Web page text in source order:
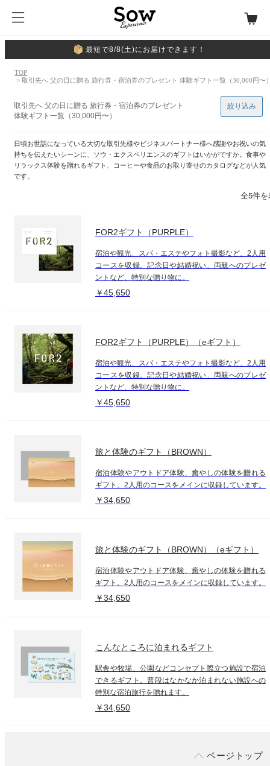
最短で8/8(土)にお届けできます！
TOP
> 取引先へ 父の日に贈る 旅行券・宿泊券のプレゼント 体験ギフト一覧（30,000円〜
取引先へ 父の日に贈る 旅行券・宿泊券のプレゼント
体験ギフト一覧（30,000円〜）
日頃お世話になっている大切な取引先様やビジネスパートナー様へ感謝やお祝いの気
持ちを伝えたいシーンに、ソウ・エクスペリエンスのギフトはいかがですか。食事や
リラックス体験を贈れるギフト、コーヒーや食品のお取り寄せのカタログなどが人気
です。
絞り込み
全5件
FOR2ギフト（PURPLE）
宿泊や観光、スパ・エステやフォト撮影など、2人用
コースを収録。記念日や結婚祝い、両親へのプレゼ
ントなど、特別な贈り物に。
￥45,650
FOR2ギフト（PURPLE）（eギフト）
宿泊や観光、スパ・エステやフォト撮影など、2人用
コースを収録。記念日や結婚祝い、両親へのプレゼ
ントなど、特別な贈り物に。
￥45,650
旅と体験のギフト（BROWN）
宿泊体験やアウトドア体験、癒やしの体験を贈れる
ギフト。2人用のコースをメインに収録しています。
￥34,650
旅と体験のギフト（BROWN）（eギフト）
宿泊体験やアウトドア体験、癒やしの体験を贈れる
ギフト。2人用のコースをメインに収録しています。
￥34,650
こんなところに泊まれるギフト
駅舎や牧場、公園などコンセプト際立つ施設で宿泊
できるギフト。普段はなかなか泊まれない施設への
特別な宿泊旅行を贈れます。
￥34,650
ページトップ